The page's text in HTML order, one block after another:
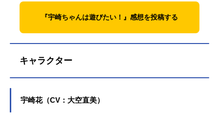
『宇崎ちゃんは遊びたい！』感想を投稿する
キャラクター
宇崎花（CV：大空直美）